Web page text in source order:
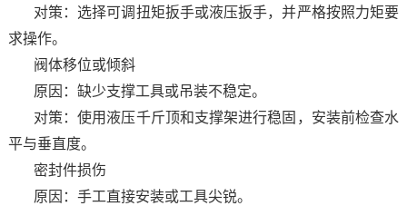
对策：选择可调扭矩扳手或液压扳手，并严格按照力矩要
求操作。
阀体移位或倾斜
原因：缺少支撑工具或吊装不稳定。
对策：使用液压千斤顶和支撑架进行稳固，安装前检查水
平与垂直度。
密封件损伤
原因：手工直接安装或工具尖锐。